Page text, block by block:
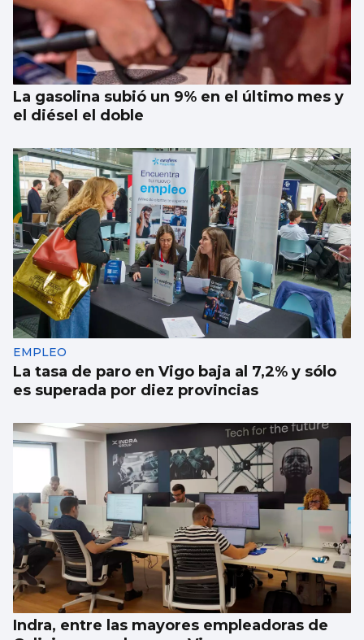
La gasolina subió un 9% en el último mes y
el diésel el doble
EMPLEO
La tasa de paro en Vigo baja al 7,2% y sólo
es superada por diez provincias
Indra, entre las mayores empleadoras de